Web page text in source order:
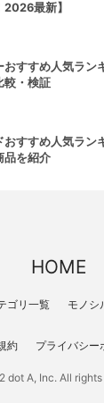
最新】
おすすめ人気ラン
較・検証
おすすめ人気ラ
品を紹介
HOME
ゴリ一覧 モノシ
約 プライバシー
dot A, Inc. All